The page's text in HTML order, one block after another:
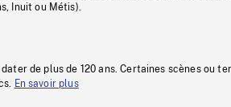
Inuit ou Métis).
de plus de 120 ans. Certaines scènes ou
En savoir plus